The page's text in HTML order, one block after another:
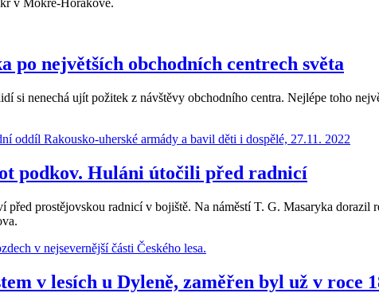
v Mokré-Horákově.
po největších obchodních centrech světa
si nenechá ujít požitek z návštěvy obchodního centra. Nejlépe toho
podkov. Huláni útočili před radnicí
před prostějovskou radnicí v bojiště. Na náměstí T. G. Masaryka
v lesích u Dyleně, zaměřen byl už v roce